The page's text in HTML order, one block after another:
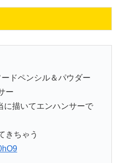
ドペンシル＆パウダー
ー
に描いてエンハンサーで
きちゃう